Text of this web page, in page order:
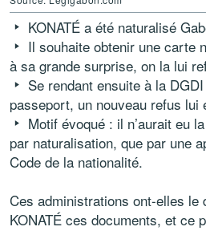
KONATÉ a été naturalisé
Il souhaite obtenir une carte
à sa grande surprise, on la lui
Se rendant ensuite à la
passeport, un nouveau refus lui
Motif évoqué : il n’aurait eu
par naturalisation, que par une
Code de la nationalité.
Ces administrations ont-elles le
KONATÉ ces documents, et ce